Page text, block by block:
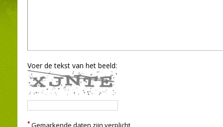
Voer de tekst van het beeld:
* Gemarkende daten zijn verplicht